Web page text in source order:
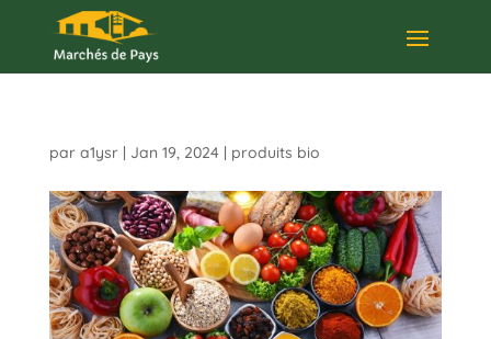
par a1ysr| Jan 19, 2024| produits bio